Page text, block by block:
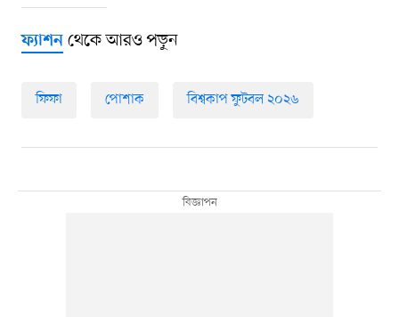
ফ্যাশনথেকে আরও পড়ুন
ফিফা পোশাক বিশ্বকাপ ফুটবল ২০২৬